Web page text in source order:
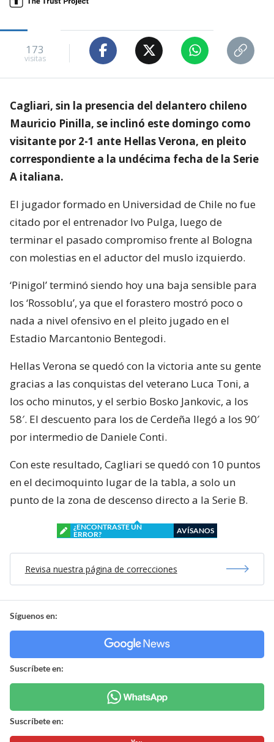
173
visitas
Cagliari, sin la presencia del delantero chileno
Mauricio Pinilla, se inclinó este domingo como
visitante por 2-1 ante Hellas Verona, en pleito
correspondiente a la undécima fecha de la Serie
A italiana.
El jugador formado en Universidad de Chile no fue
citado por el entrenador Ivo Pulga, luego de
terminar el pasado compromiso frente al Bologna
con molestias en el aductor del muslo izquierdo.
‘Pinigol’ terminó siendo hoy una baja sensible para
los ‘Rossoblu’, ya que el forastero mostró poco o
nada a nivel ofensivo en el pleito jugado en el
Estadio Marcantonio Bentegodi.
Hellas Verona se quedó con la victoria ante su gente
gracias a las conquistas del veterano Luca Toni, a
los ocho minutos, y el serbio Bosko Jankovic, a los
58′. El descuento para los de Cerdeña llegó a los 90′
por intermedio de Daniele Conti.
Con este resultado, Cagliari se quedó con 10 puntos
en el decimoquinto lugar de la tabla, a solo un
punto de la zona de descenso directo a la Serie B.
¿ENCONTRASTE UN
ERROR?
AVÍSANOS
Revisa nuestra página de correcciones
Síguenos en:
Suscríbete en:
Suscríbete en: